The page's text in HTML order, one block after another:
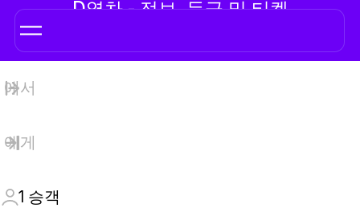
D열차 - 정보, 등급 및 티켓
1 승객